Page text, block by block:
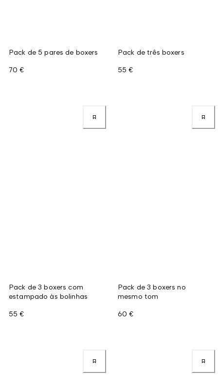
Pack de 5 pares de boxers
70 €
Pack de três boxers
55 €
Pack de 3 boxers com
estampado às bolinhas
55 €
Pack de 3 boxers no
mesmo tom
60 €